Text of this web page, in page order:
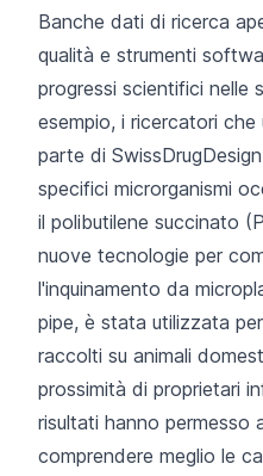
Banche dati di ricerca
qualità e strumenti
progressi scientifici nelle
esempio, i ricercatori che
parte di SwissDrugDesign
specifici microrganismi
il polibutilene succinato
nuove tecnologie per
l'inquinamento da
pipe, è stata utilizzata
raccolti su animali
prossimità di proprietari
risultati hanno permesso
comprendere meglio le